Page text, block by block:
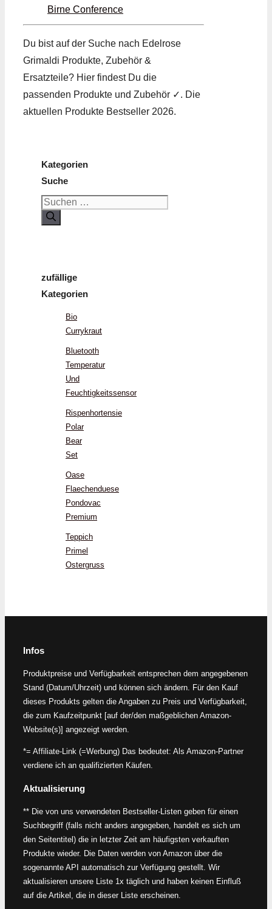
Birne Conference
Du bist auf der Suche nach Edelrose
Grimaldi Produkte, Zubehör &
Ersatzteile? Hier findest Du die
passenden Produkte und Zubehör ✓. Die
aktuellen Produkte Bestseller 2026.
Kategorien
Suche
Suchen
nach:
zufällige
Kategorien
Bio
Currykraut
Bluetooth
Temperatur
Und
Feuchtigkeitssensor
Rispenhortensie
Polar
Bear
Set
Oase
Flaechenduese
Pondovac
Premium
Teppich
Primel
Ostergruss
Infos
Produktpreise und Verfügbarkeit entsprechen dem angegebenen
Stand (Datum/Uhrzeit) und können sich ändern. Für den Kauf
dieses Produkts gelten die Angaben zu Preis und Verfügbarkeit,
die zum Kaufzeitpunkt [auf der/den maßgeblichen Amazon-
Website(s)] angezeigt werden.
*= Affiliate-Link (=Werbung) Das bedeutet: Als Amazon-Partner
verdiene ich an qualifizierten Käufen.
Aktualisierung
** Die von uns verwendeten Bestseller-Listen geben für einen
Suchbegriff (falls nicht anders angegeben, handelt es sich um
den Seitentitel) die in letzter Zeit am häufigsten verkauften
Produkte wieder. Die Daten werden von Amazon über die
sogenannte API automatisch zur Verfügung gestellt. Wir
aktualisieren unsere Liste 1x täglich und haben keinen Einfluß
auf die Artikel, die in dieser Liste erscheinen.